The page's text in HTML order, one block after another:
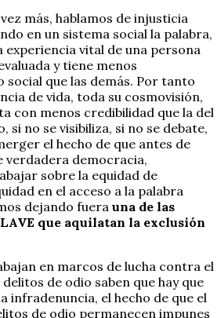
más, hablamos de injusticia
en un sistema social la palabra,
experiencia vital de una persona
y tiene menos
que las demás. Por tanto
de vida, toda su cosmovisión,
con menos credibilidad que la del
si no se visibiliza, si no se debate,
el hecho de que antes de
verdadera democracia,
sobre la equidad de
en el acceso a la palabra
dejando fuera una de las
que aquilatan la exclusión
en marcos de lucha contra el
de odio saben que hay que
infradenuncia, el hecho de que el
de odio permanecen impunes